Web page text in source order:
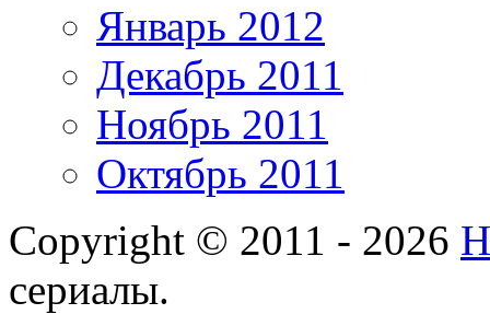
Январь 2012
Декабрь 2011
Ноябрь 2011
Октябрь 2011
Copyright © 2011 - 2026
сериалы.